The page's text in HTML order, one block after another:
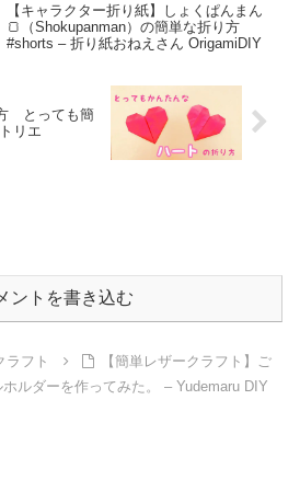
【キャラクター折り紙】しょくぱんまん
🍞（Shokupanman）の簡単な折り方
#shorts – 折り紙おねえさん OrigamiDIY
とっても簡
リエ
ントを書き込む
ラフト
【簡単レザークラフト】ご
ルダーを作ってみた。 – Yudemaru DIY